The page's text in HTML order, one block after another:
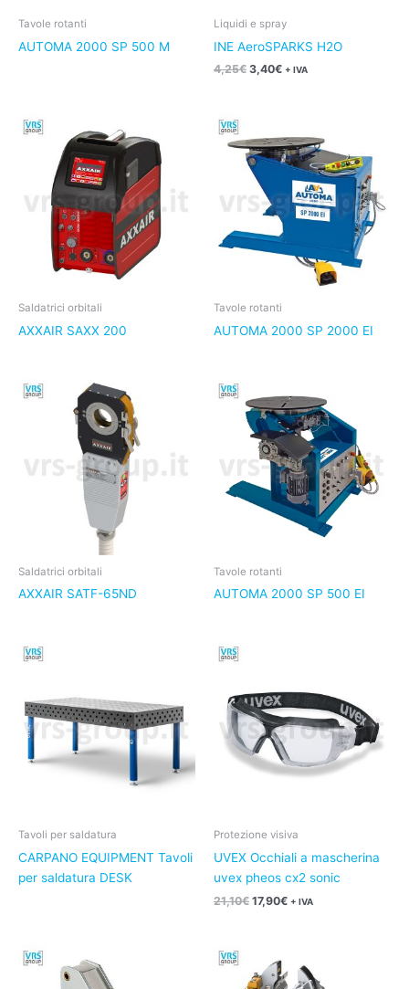
Tavole rotanti
AUTOMA 2000 SP 500 M
Liquidi e spray
INE AeroSPARKS H2O
4,25€ 3,40€ + IVA
Saldatrici orbitali
AXXAIR SAXX 200
Tavole rotanti
AUTOMA 2000 SP 2000 EI
Saldatrici orbitali
AXXAIR SATF-65ND
Tavole rotanti
AUTOMA 2000 SP 500 EI
Tavoli per saldatura
CARPANO EQUIPMENT Tavoli
per saldatura DESK
Protezione visiva
UVEX Occhiali a mascherina
uvex pheos cx2 sonic
21,10€
era:
21,10€.
17,90€
è:
17,90€.
+ IVA
prezzo
originale
prezzo
attuale